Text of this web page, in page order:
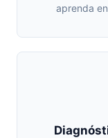
aprenda